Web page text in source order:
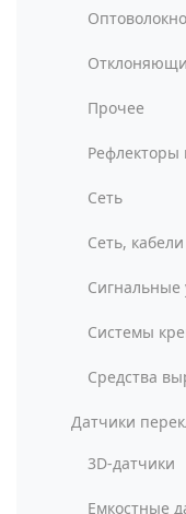
Прочее
Сеть
Сеть,
Сигнальные
Системы
Средства
Датчики
3D-датчики
Емкостные